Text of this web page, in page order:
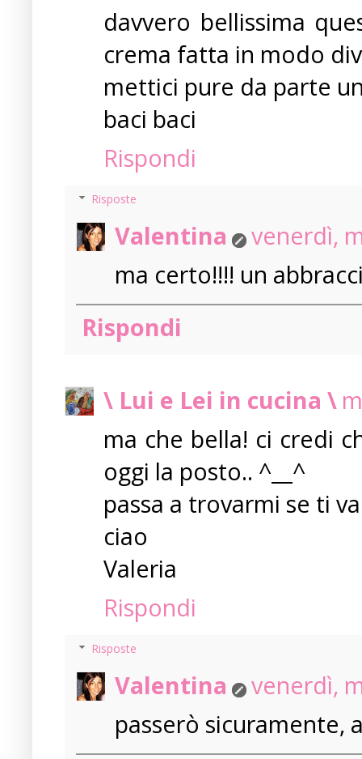
davvero bellissima
crema fatta in modo
mettici pure da parte
baci baci
Rispondi
Risposte
Valentina
venerdì,
ma certo!!!! un
Rispondi
\ Lui e Lei in cucina \
ma che bella! ci credi
oggi la posto.. ^__^
passa a trovarmi se ti va
ciao
Valeria
Rispondi
Risposte
Valentina
venerdì,
passerò sicuramente,